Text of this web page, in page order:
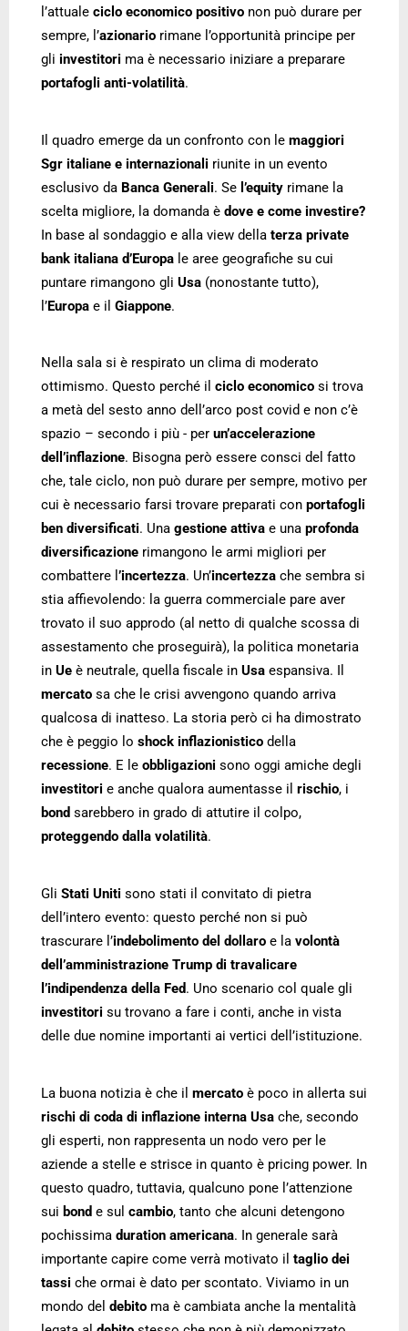
l’attuale ciclo economico positivo non può durare per
sempre, l’azionario rimane l’opportunità principe per
gli investitori ma è necessario iniziare a preparare
portafogli anti-volatilità.
Il quadro emerge da un confronto con le maggiori
Sgr italiane e internazionali riunite in un evento
esclusivo da Banca Generali. Se l’equity rimane la
scelta migliore, la domanda è dove e come investire?
In base al sondaggio e alla view della terza private
bank italiana d’Europa le aree geografiche su cui
puntare rimangono gli Usa (nonostante tutto),
l’Europa e il Giappone.
Nella sala si è respirato un clima di moderato
ottimismo. Questo perché il ciclo economico si trova
a metà del sesto anno dell’arco post covid e non c’è
spazio – secondo i più - per un’accelerazione
dell’inflazione. Bisogna però essere consci del fatto
che, tale ciclo, non può durare per sempre, motivo per
cui è necessario farsi trovare preparati con portafogli
ben diversificati. Una gestione attiva e una profonda
diversificazione rimangono le armi migliori per
combattere l ’incertezza. Un’incertezza che sembra si
stia affievolendo: la guerra commerciale pare aver
trovato il suo approdo (al netto di qualche scossa di
assestamento che proseguirà), la politica monetaria
in Ue è neutrale, quella fiscale in Usa espansiva. Il
mercato sa che le crisi avvengono quando arriva
qualcosa di inatteso. La storia però ci ha dimostrato
che è peggio lo shock inflazionistico della
recessione. E le obbligazioni sono oggi amiche degli
investitori e anche qualora aumentasse il rischio, i
bond sarebbero in grado di attutire il colpo,
proteggendo dalla volatilità.
Gli Stati Uniti sono stati il convitato di pietra
dell’intero evento: questo perché non si può
trascurare l’indebolimento del dollaro e la volontà
dell’amministrazione Trump di travalicare
l’indipendenza della Fed. Uno scenario col quale gli
investitori su trovano a fare i conti, anche in vista
delle due nomine importanti ai vertici dell’istituzione.
La buona notizia è che il mercato è poco in allerta sui
rischi di coda di inflazione interna Usa che, secondo
gli esperti, non rappresenta un nodo vero per le
aziende a stelle e strisce in quanto è pricing power. In
questo quadro, tuttavia, qualcuno pone l’attenzione
sui bond e sul cambio, tanto che alcuni detengono
pochissima duration americana. In generale sarà
importante capire come verrà motivato il taglio dei
tassi che ormai è dato per scontato. Viviamo in un
mondo del debito ma è cambiata anche la mentalità